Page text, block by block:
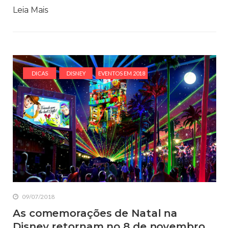
Leia Mais
DICAS DISNEY EVENTOS EM 2018
09/07/2018
As comemorações de Natal na